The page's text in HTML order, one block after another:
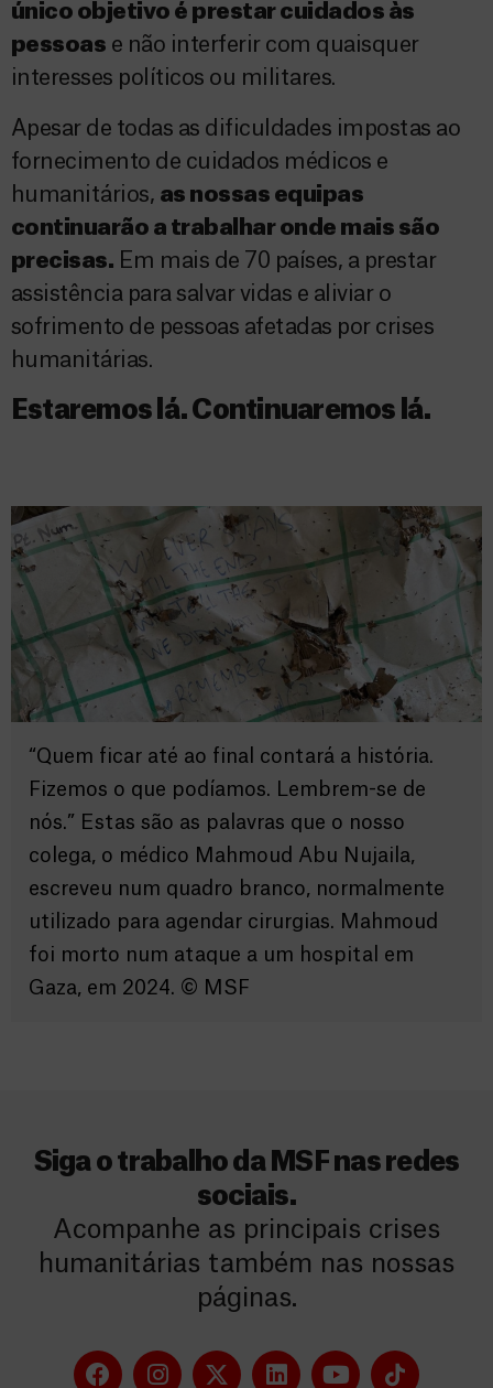
único objetivo é prestar cuidados às
pessoas e não interferir com quaisquer
interesses políticos ou militares.
Apesar de todas as dificuldades impostas ao
fornecimento de cuidados médicos e
humanitários, as nossas equipas
continuarão a trabalhar onde mais são
precisas. Em mais de 70 países, a prestar
assistência para salvar vidas e aliviar o
sofrimento de pessoas afetadas por crises
humanitárias.
Estaremos lá. Continuaremos lá.
“Quem ficar até ao final contará a história.
Fizemos o que podíamos. Lembrem-se de
nós.” Estas são as palavras que o nosso
colega, o médico Mahmoud Abu Nujaila,
escreveu num quadro branco, normalmente
utilizado para agendar cirurgias. Mahmoud
foi morto num ataque a um hospital em
Gaza, em 2024. ©️ MSF
Siga o trabalho da MSF nas redes
sociais.
Acompanhe as principais crises
humanitárias também nas nossas
páginas.